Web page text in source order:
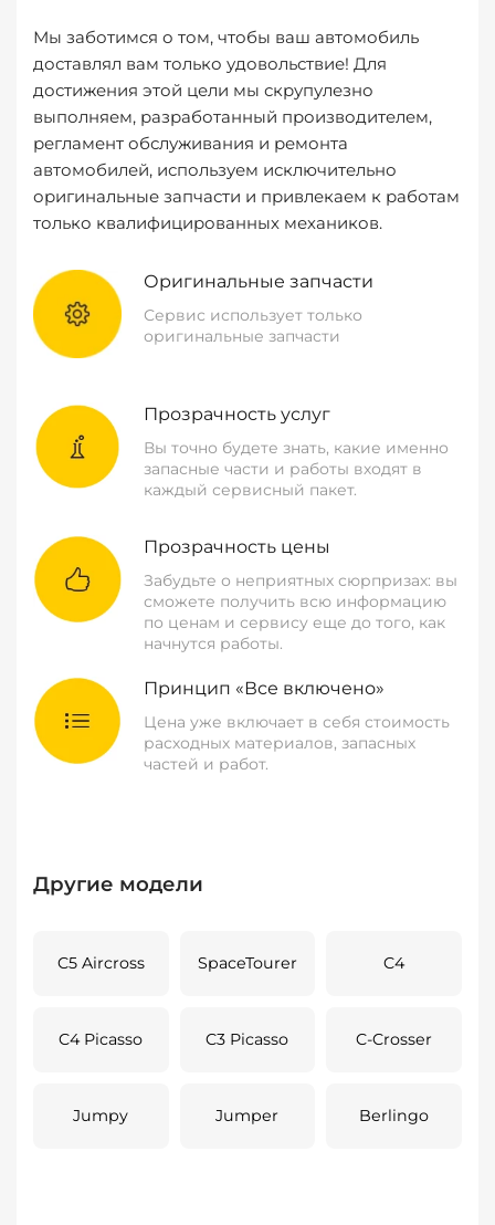
Мы заботимся о том, чтобы ваш автомобиль
доставлял вам только удовольствие! Для
достижения этой цели мы скрупулезно
выполняем, разработанный производителем,
регламент обслуживания и ремонта
автомобилей, используем исключительно
оригинальные запчасти и привлекаем к работам
только квалифицированных механиков.
Оригинальные запчасти
Сервис использует только
оригинальные запчасти
Прозрачность услуг
Вы точно будете знать, какие именно
запасные части и работы входят в
каждый сервисный пакет.
Прозрачность цены
Забудьте о неприятных сюрпризах: вы
сможете получить всю информацию
по ценам и сервису еще до того, как
начнутся работы.
Принцип «Все включено»
Цена уже включает в себя стоимость
расходных материалов, запасных
частей и работ.
Другие модели
C5 Aircross SpaceTourer C4
C4 Picasso C3 Picasso C-Crosser
Jumpy Jumper Berlingo